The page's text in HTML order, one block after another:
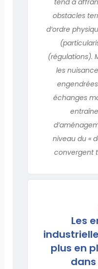
obstacles
d’ordre
(régulations).
les
échanges
niveau du «
convergent
Les
plus en
dans